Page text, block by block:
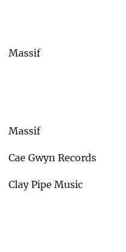
Massif
Massif
Cae Gwyn Records
Clay Pipe Music